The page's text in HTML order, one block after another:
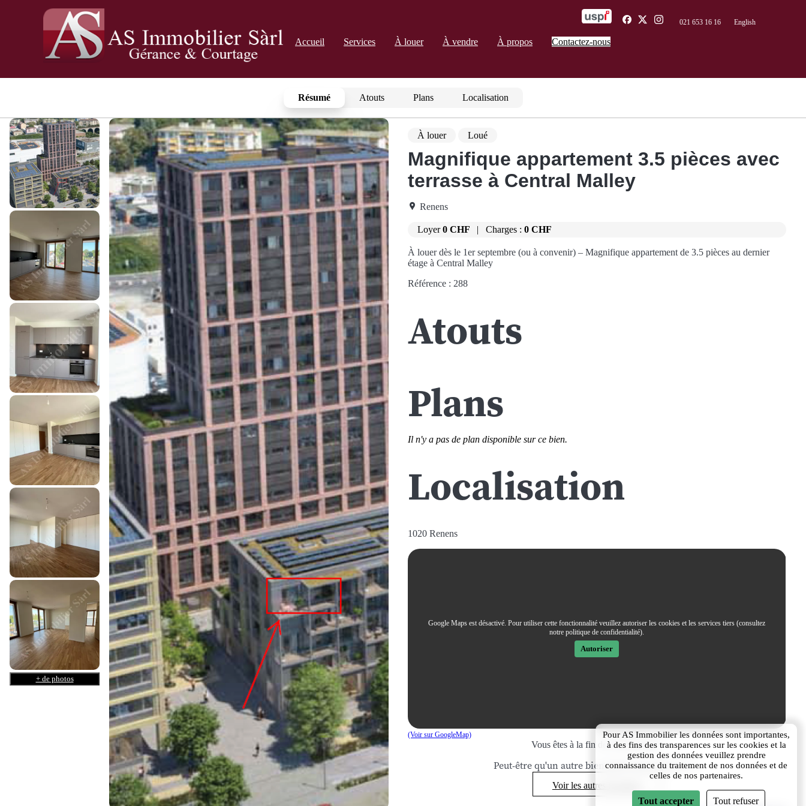
021 653 16 16 English
Accueil Services À louer À vendre À propos Contactez-nous
Résumé Atouts Plans Localisation
+ de photos
À louer Loué
Magnifique appartement 3.5 pièces avec
terrasse à Central Malley
Renens
Loyer0 CHF | Charges : 0 CHF
À louer dès le 1er septembre (ou à convenir) – Magnifique appartement de 3.5 pièces au dernier
étage à Central Malley
Référence : 288
Atouts
Plans
Il n'y a pas de plan disponible sur ce bien.
Localisation
1020 Renens
Google Maps est désactivé. Pour utiliser cette fonctionnalité veuillez autoriser les cookies et les services tiers (consultez
notre politique de confidentialité).
Autoriser
(Voir sur GoogleMap)
Vous êtes à la fin des informations.
Peut-être qu'un autre bien peut vous intéresser ?
Voir les autres locations
Pour AS Immobilier les données sont importantes,
à des fins des transparences sur les cookies et la
gestion des données veuillez prendre
connaissance du traitement de nos données et de
celles de nos partenaires.
Tout accepter Tout refuser